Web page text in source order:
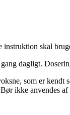
instruktion skal
dagligt.
som er kendt
ikke anvendes af